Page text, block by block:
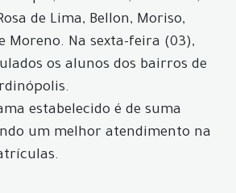
de Lima, Bellon, Moriso,
Moreno. Na sexta-feira (03),
os alunos dos bairros de
estabelecido é de suma
um melhor atendimento na